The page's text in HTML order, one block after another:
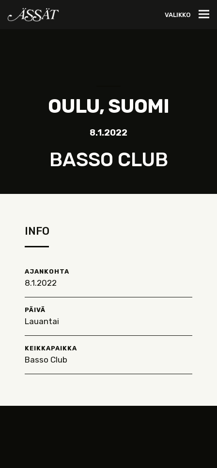
VALIKKO
OULU, SUOMI
8.1.2022
BASSO CLUB
INFO
AJANKOHTA
8.1.2022
PÄIVÄ
Lauantai
KEIKKAPAIKKA
Basso Club